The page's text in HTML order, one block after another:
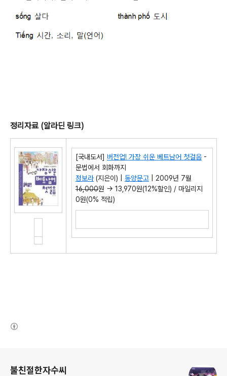
정리자료 (알라딘 링크)
[국내도서] 버전업! 가장 쉬운 베트남어 첫걸음 -
문법에서 회화까지
정보라 (지은이) | 동양문고 | 2009년 7월
16,000원 → 13,970원(12%할인) / 마일리지
0원(0% 적립)
불친절한자수씨